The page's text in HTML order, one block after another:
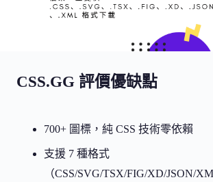
CSS.GG 評價優缺點
700+ 圖標，純 CSS 技術零依賴
支援 7 種格式
（CSS/SVG/TSX/FIG/XD/JSON/